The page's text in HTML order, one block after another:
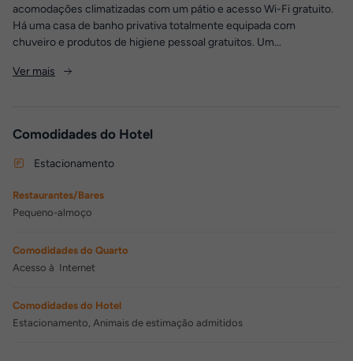
acomodações climatizadas com um pátio e acesso Wi-Fi gratuito.
Há uma casa de banho privativa totalmente equipada com
chuveiro e produtos de higiene pessoal gratuitos. Um...
Ver mais
Comodidades do Hotel
Estacionamento
Restaurantes/Bares
Pequeno-almoço
Comodidades do Quarto
Acesso à Internet
Comodidades do Hotel
Estacionamento, Animais de estimação admitidos